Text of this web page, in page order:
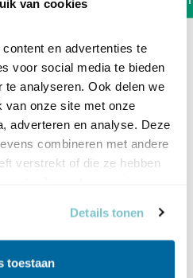
van cookies
en advertenties te
voor social media te bieden
analyseren. Ook delen we
van onze site met onze
adverteren en analyse. Deze
combineren met andere
verstrekt of die ze hebben
Details tonen
toestaan
FILMPJE